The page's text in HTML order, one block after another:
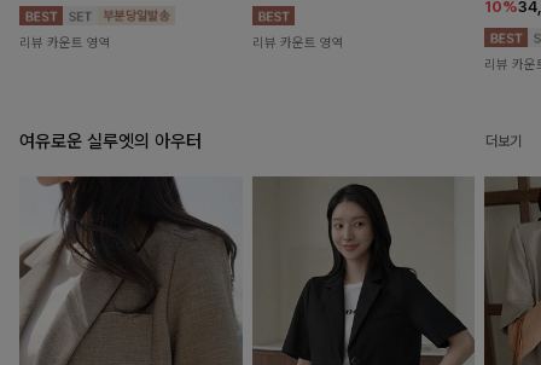
리뷰 카운트 영역 리뷰 카운트 영역
10%
리뷰 카운
여유로운 실루엣의 아우터 더보기